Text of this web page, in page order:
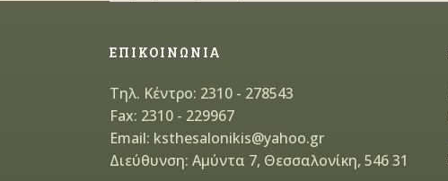
ΕΠΙΚΟΙΝΩΝΙΑ
Τηλ. Κέντρο: 2310 - 278543
Fax: 2310 - 229967
Email: ksthesalonikis@yahoo.gr
Διεύθυνση: Αμύντα 7, Θεσσαλονίκη, 546 31